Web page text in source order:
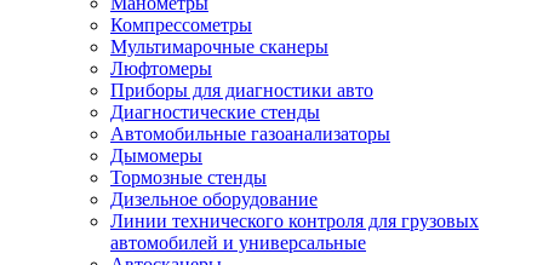
Компрессометры
Мультимарочные сканеры
Люфтомеры
Приборы для диагностики авто
Диагностические стенды
Автомобильные газоанализаторы
Дымомеры
Тормозные стенды
Дизельное оборудование
Линии технического контроля для грузовых
автомобилей и универсальные